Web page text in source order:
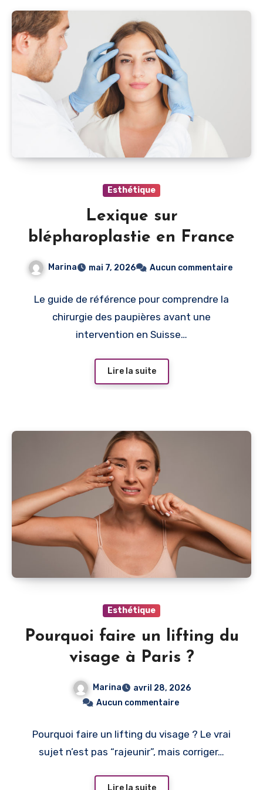
Esthétique
Lexique sur
blépharoplastie en France
Marina mai 7, 2026 Aucun commentaire
Le guide de référence pour comprendre la
chirurgie des paupières avant une
intervention en Suisse…
Lire la suite
Esthétique
Pourquoi faire un lifting du
visage à Paris ?
Marina
avril 28, 2026
Aucun commentaire
Pourquoi faire un lifting du visage ? Le vrai
sujet n’est pas “rajeunir”, mais corriger…